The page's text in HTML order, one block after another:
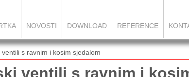
NOVOSTI DOWNLOAD REFERENCE
ventili s ravnim i kosim sjedalom
ventili s ravnim i